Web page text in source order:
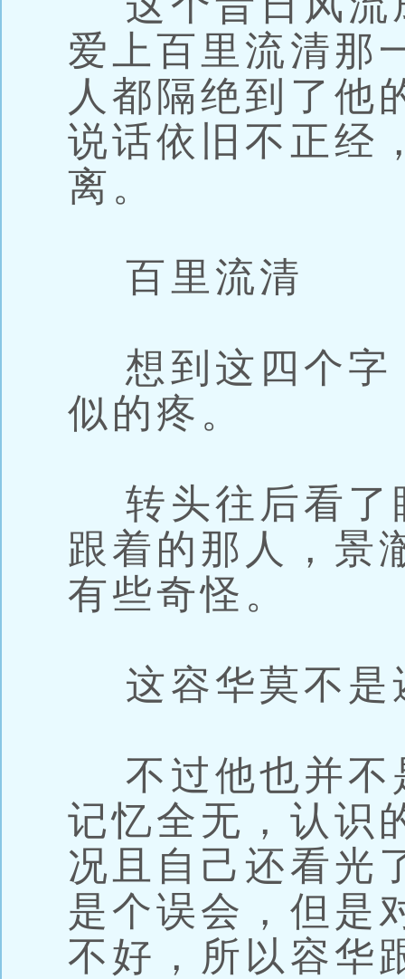
爱上百里流清那
人都隔绝到了他
说话依旧不正经
离。
百里流清
想到这四个字
似的疼。
转头往后看了
跟着的那人，景
有些奇怪。
这容华莫不是
不过他也并不
记忆全无，认识
况且自己还看光
是个误会，但是
不好，所以容华